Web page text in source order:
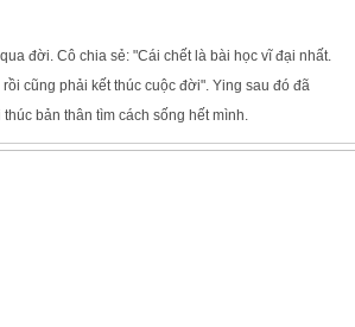
đời. Cô chia sẻ: "Cái chết là bài học vĩ đại nhất.
cũng phải kết thúc cuộc đời". Ying sau đó đã
bản thân tìm cách sống hết mình.